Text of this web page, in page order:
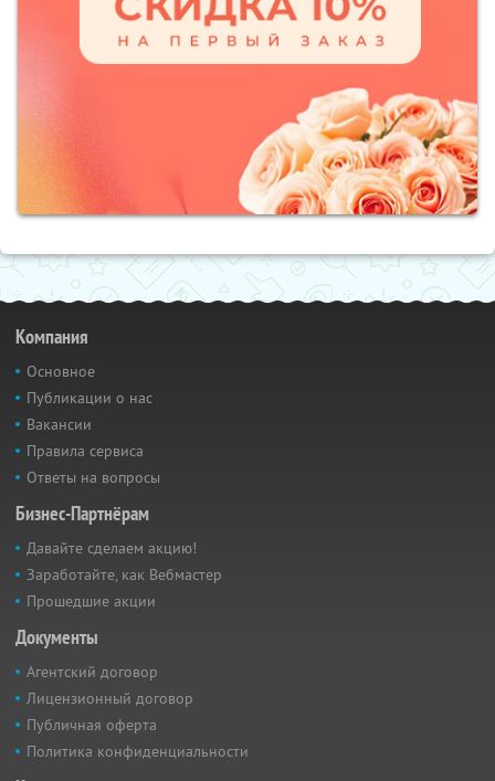
Компания
Основное
Публикации о нас
Вакансии
Правила сервиса
Ответы на вопросы
Бизнес-Партнёрам
Давайте сделаем акцию!
Заработайте, как Вебмастер
Прошедшие акции
Документы
Агентский договор
Лицензионный договор
Публичная оферта
Политика конфиденциальности